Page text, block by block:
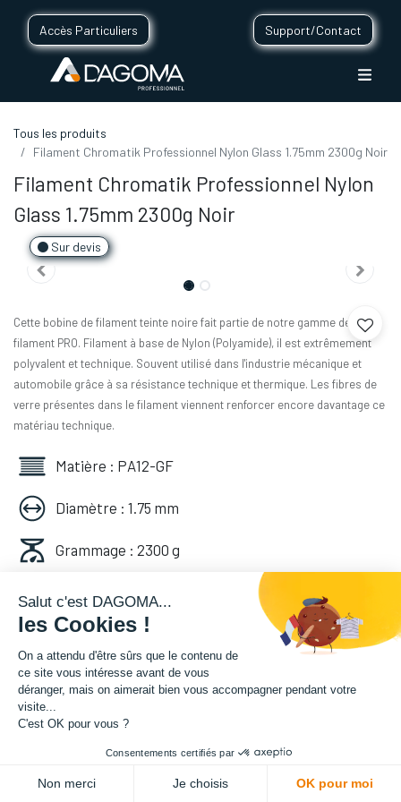
Accès Particuliers Support/Contact
Tous les produits
Filament Chromatik Professionnel Nylon Glass 1.75mm 2300g Noir
Filament Chromatik Professionnel Nylon
Glass 1.75mm 2300g Noir
Sur devis
Cette bobine de filament teinte noire fait partie de notre gamme de
filament PRO. Filament à base de Nylon (Polyamide), il est extrêmement
polyvalent et technique. Souvent utilisé dans l'industrie mécanique et
automobile grâce à sa résistance technique et thermique. Les fibres de
verre présentes dans le filament viennent renforcer encore davantage ce
matériau technique.
Matière : PA12-GF
Diamètre : 1.75 mm
Grammage : 2300 g
Couleur : Noir
Facilité d'utilisation : Intermédiaire
333,33€
DEMANDER UN DEVIS
Salut c'est DAGOMA...
les Cookies !
On a attendu d'être sûrs que le contenu de
ce site vous intéresse avant de vous
déranger, mais on aimerait bien vous accompagner pendant votre
visite...
C'est OK pour vous ?
Consentements certifiés par
Non merci Je choisis OK pour moi